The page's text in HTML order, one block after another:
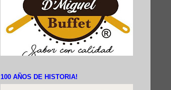
100 AÑOS DE HISTORIA!